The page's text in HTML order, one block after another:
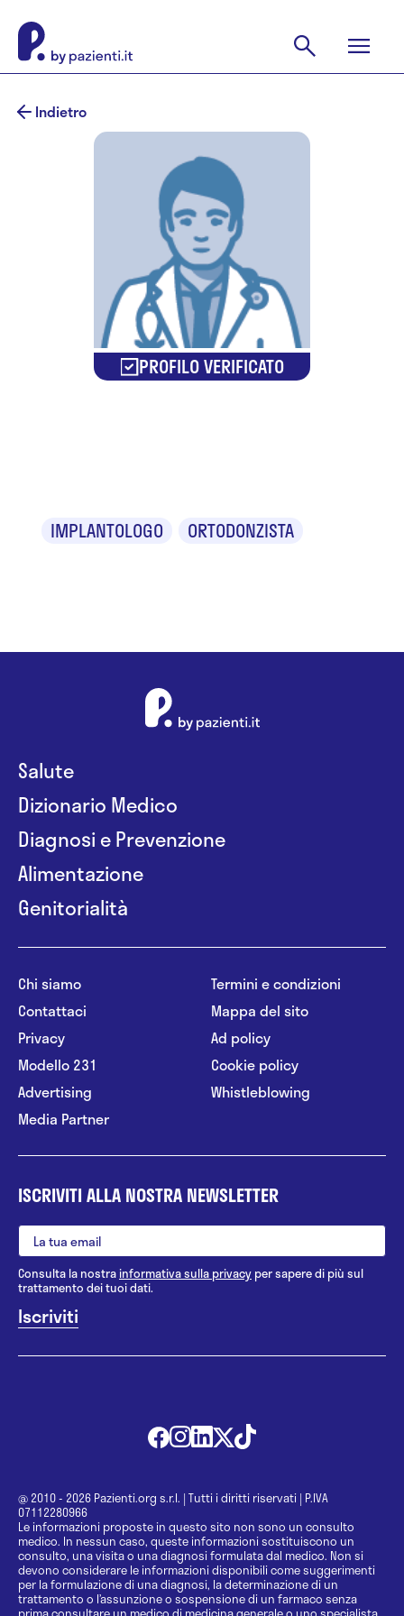
Indietro
PROFILO VERIFICATO
IMPLANTOLOGO ORTODONZISTA
Salute
Dizionario Medico
Diagnosi e Prevenzione
Alimentazione
Genitorialità
Chi siamo
Contattaci
Privacy
Modello 231
Advertising
Media Partner
Termini e condizioni
Mappa del sito
Ad policy
Cookie policy
Whistleblowing
ISCRIVITI ALLA NOSTRA NEWSLETTER
Consulta la nostrainformativa sulla privacy per sapere di più sul
trattamento dei tuoi dati.
@ 2010 - 2026 Pazienti.org s.r.l. | Tutti i diritti riservati | P.IVA
07112280966
Le informazioni proposte in questo sito non sono un consulto
medico. In nessun caso, queste informazioni sostituiscono un
consulto, una visita o una diagnosi formulata dal medico. Non si
devono considerare le informazioni disponibili come suggerimenti
per la formulazione di una diagnosi, la determinazione di un
trattamento o l’assunzione o sospensione di un farmaco senza